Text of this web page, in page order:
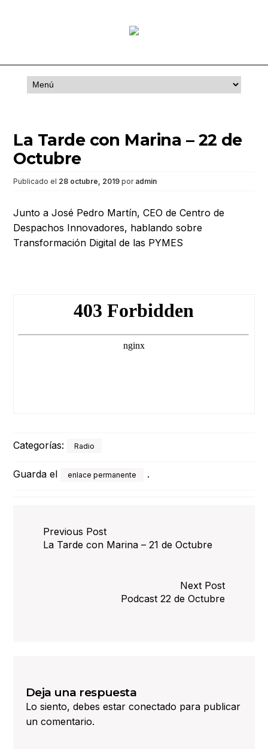
La Tarde con Marina – 22 de
Octubre
Publicado el 28 octubre, 2019 por admin
Junto a José Pedro Martín, CEO de Centro de
Despachos Innovadores, hablando sobre
Transformación Digital de las PYMES
Categorías: Radio
Guarda el enlace permanente .
Previous Post
La Tarde con Marina – 21 de Octubre
Next Post
Podcast 22 de Octubre
Deja una respuesta
Lo siento, debes estar conectado para publicar
un comentario.